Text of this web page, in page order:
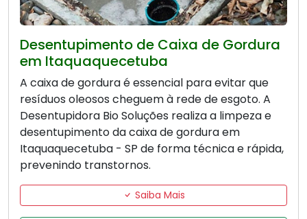
Desentupimento de Caixa de Gordura
em Itaquaquecetuba
A caixa de gordura é essencial para evitar que
resíduos oleosos cheguem à rede de esgoto. A
Desentupidora Bio Soluções realiza a limpeza e
desentupimento da caixa de gordura em
Itaquaquecetuba - SP de forma técnica e rápida,
prevenindo transtornos.
Saiba Mais